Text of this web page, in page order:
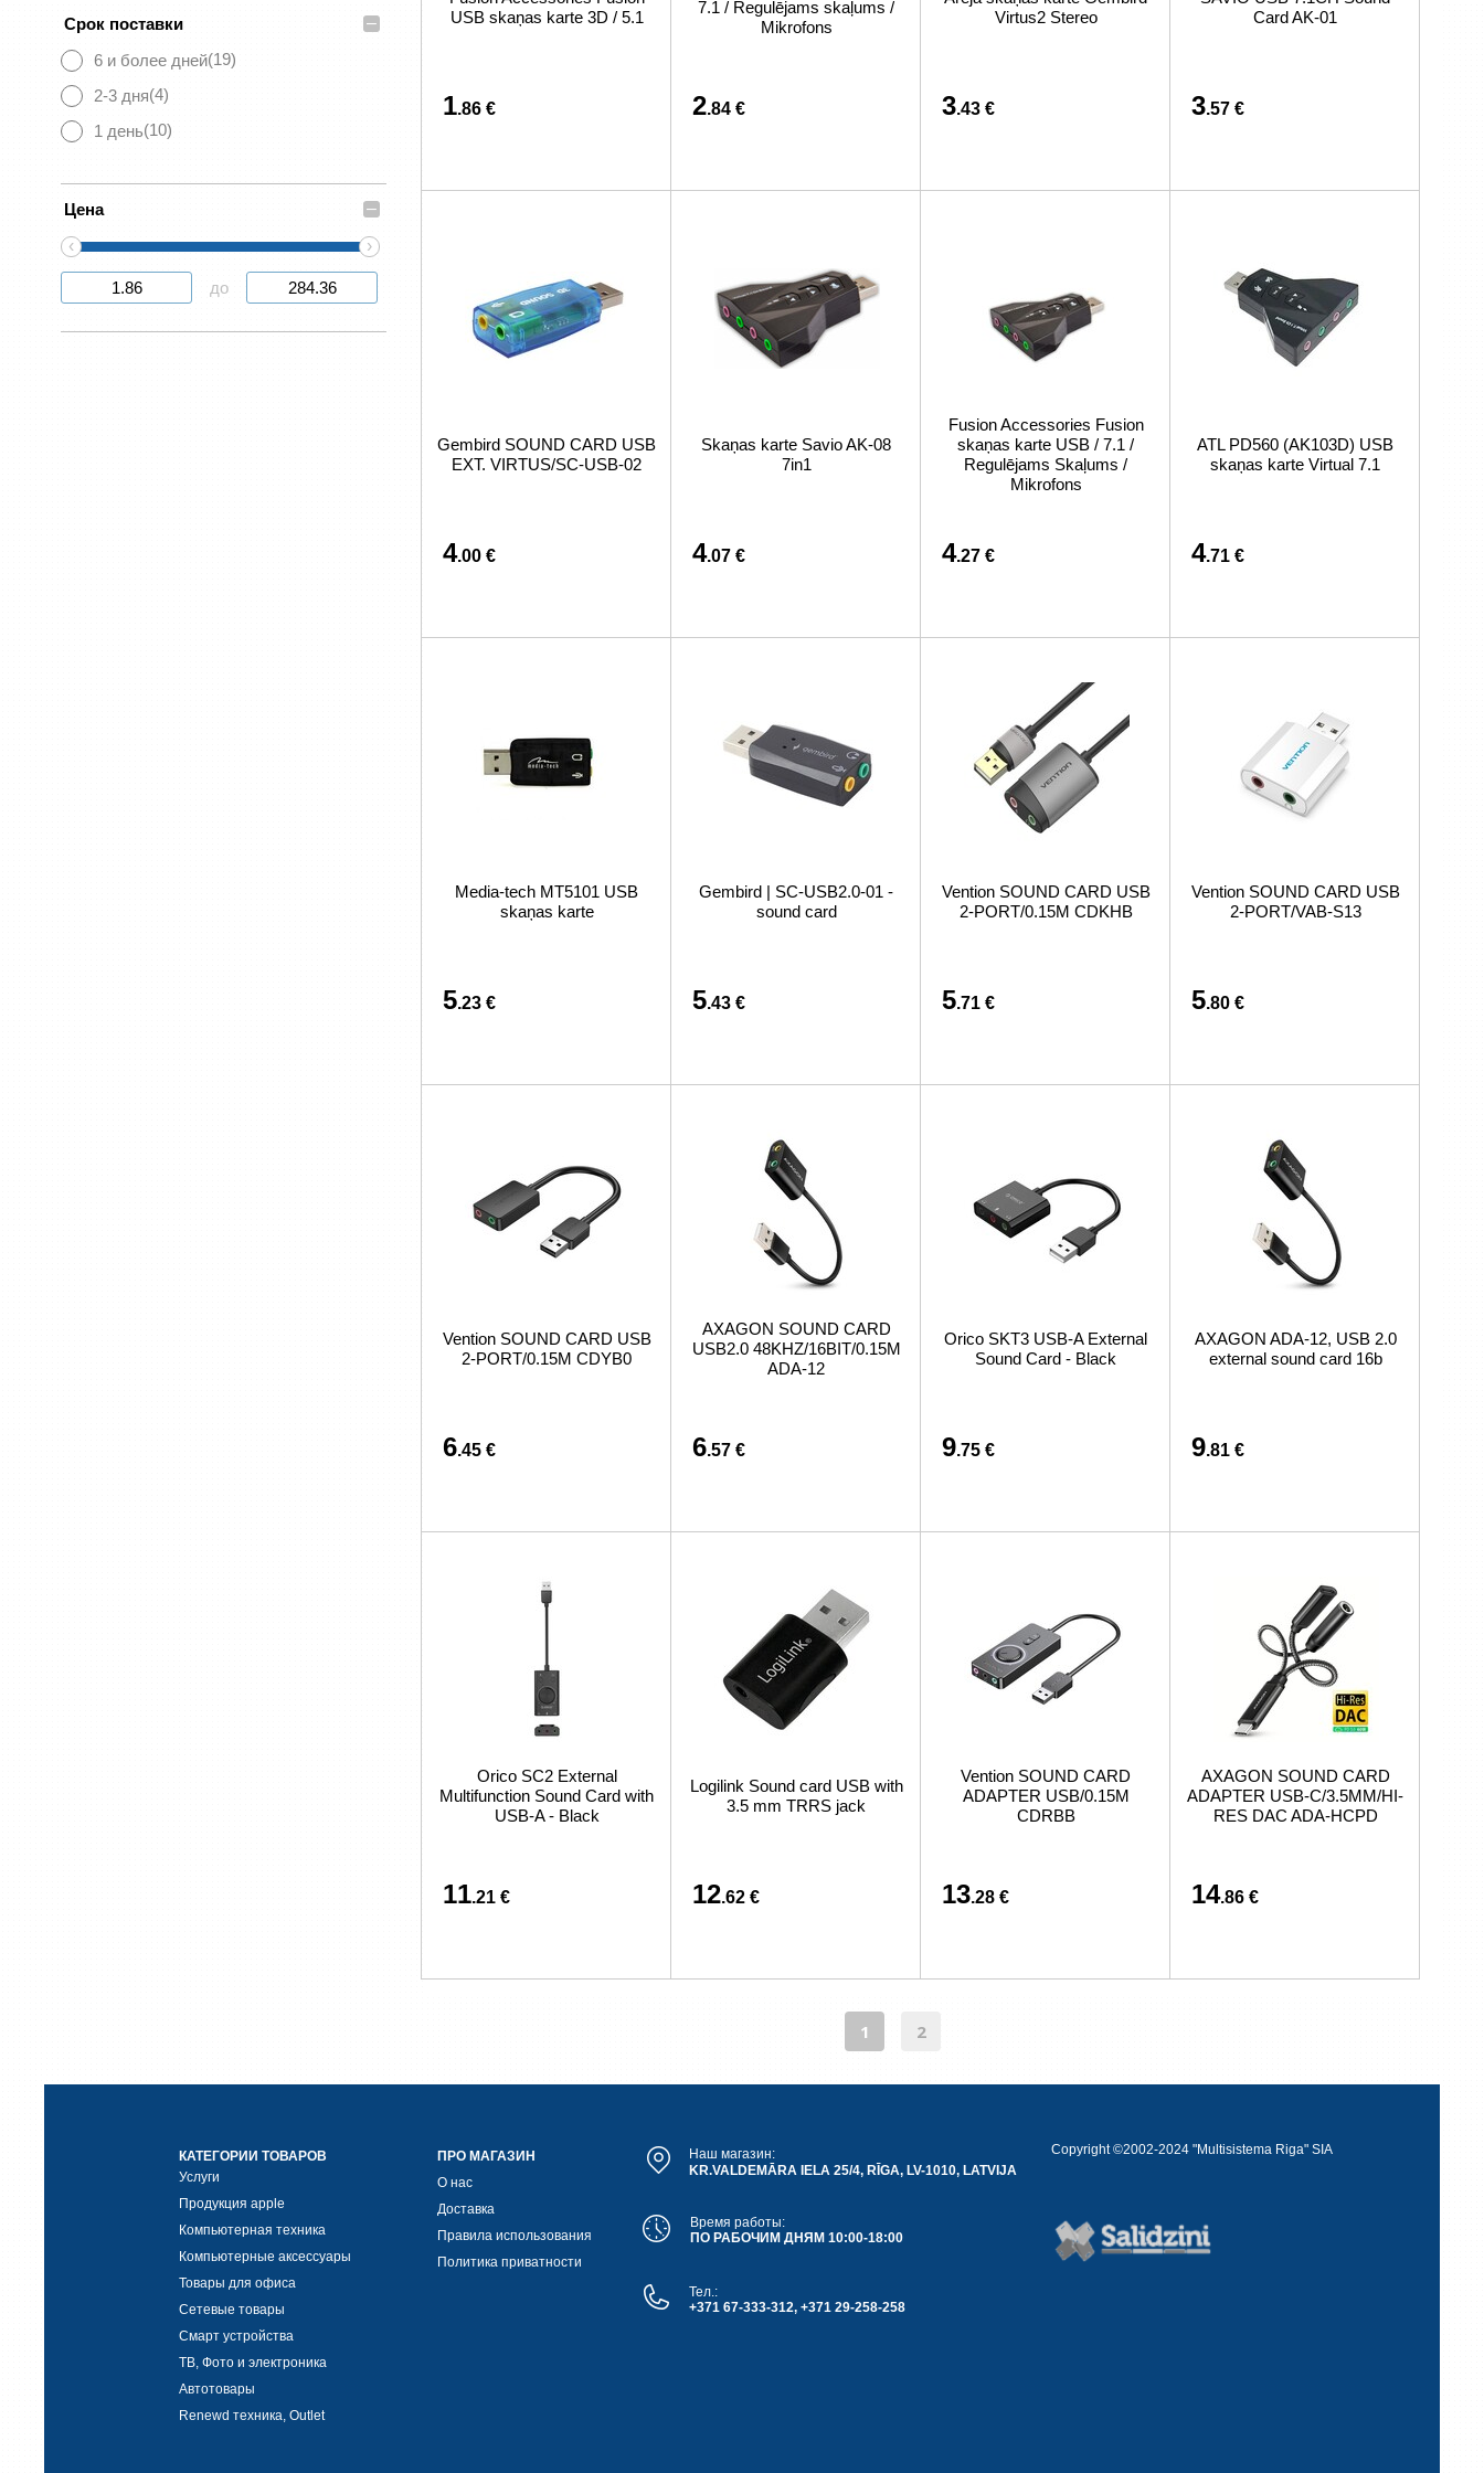
связано с покупкой или доставкой товаров
Срок поставки
–
6 и более дней(19)
2-3 дня(4)
1 день(10)
Цена
–
‹
›
до
USB skaņas karte 3D / 5.1
1.86 €
7.1 / Regulējams skaļums /
Mikrofons
2.84 €
Virtus2 Stereo
3.43 €
Card AK-01
3.57 €
Gembird SOUND CARD USB
EXT. VIRTUS/SC-USB-02
4.00 €
Skaņas karte Savio AK-08
7in1
4.07 €
Fusion Accessories Fusion
skaņas karte USB / 7.1 /
Regulējams Skaļums /
Mikrofons
4.27 €
ATL PD560 (AK103D) USB
skaņas karte Virtual 7.1
4.71 €
Media-tech MT5101 USB
skaņas karte
5.23 €
Gembird | SC-USB2.0-01 -
sound card
5.43 €
Vention SOUND CARD USB
2-PORT/0.15M CDKHB
5.71 €
Vention SOUND CARD USB
2-PORT/VAB-S13
5.80 €
Vention SOUND CARD USB
2-PORT/0.15M CDYB0
6.45 €
AXAGON SOUND CARD
USB2.0 48KHZ/16BIT/0.15M
ADA-12
6.57 €
Orico SKT3 USB-A External
Sound Card - Black
9.75 €
AXAGON ADA-12, USB 2.0
external sound card 16b
9.81 €
Orico SC2 External
Multifunction Sound Card with
USB-A - Black
11.21 €
Logilink Sound card USB with
3.5 mm TRRS jack
12.62 €
Vention SOUND CARD
ADAPTER USB/0.15M
CDRBB
13.28 €
AXAGON SOUND CARD
ADAPTER USB-C/3.5MM/HI-
RES DAC ADA-HCPD
14.86 €
1 2
КАТЕГОРИИ ТОВАРОВ
Услуги
Продукция apple
Компьютерная техника
Компьютерные аксессуары
Товары для офиса
Сетевые товары
Смарт устройства
ТВ, Фото и электроника
Автотовары
Renewd техника, Outlet
ПРО МАГАЗИН
О нас
Доставка
Правила использования
Политика приватности
Наш магазин:
KR.VALDEMĀRA IELA 25/4, RĪGA, LV-1010, LATVIJA
Время работы:
ПО РАБОЧИМ ДНЯМ 10:00-18:00
Тел.:
+371 67-333-312, +371 29-258-258
Copyright ©2002-2024 "Multisistema Riga" SIA